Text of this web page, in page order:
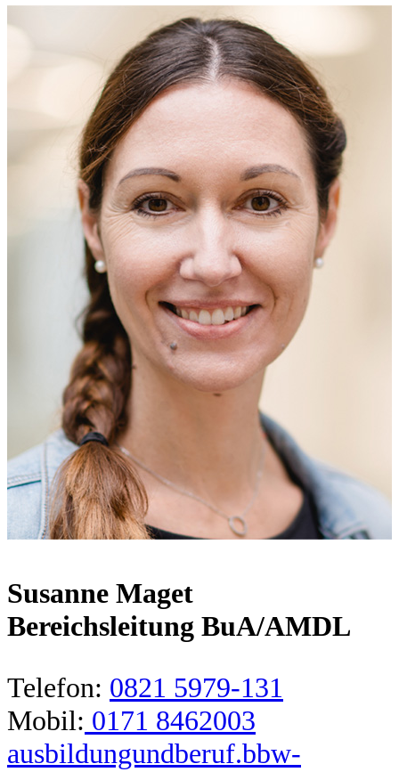
Susanne Maget
Bereichsleitung BuA/AMDL
Telefon: 0821 5979-131
Mobil: 0171 8462003
ausbildungundberuf.bbw-